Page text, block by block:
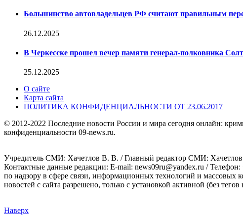
Большинство автовладельцев РФ считают правильным
26.12.2025
В Черкесске прошел вечер памяти генерал-полковника
25.12.2025
О сайте
Карта сайта
ПОЛИТИКА КОНФИДЕНЦИАЛЬНОСТИ ОТ 23.06.2017
© 2012-2022 Последние новости России и мира сегодня онлайн:
конфиденциальности 09-news.ru.
Учредитель СМИ: Хaчeтлoв B. B. / Главный редактор СМИ:
Контактные данные редакции: E-mail: news09ru@yandex.ru /
по надзору в сфере связи, информационных технологий и
новостей с сайта разрешено, только с установкой активной (без
Наверх